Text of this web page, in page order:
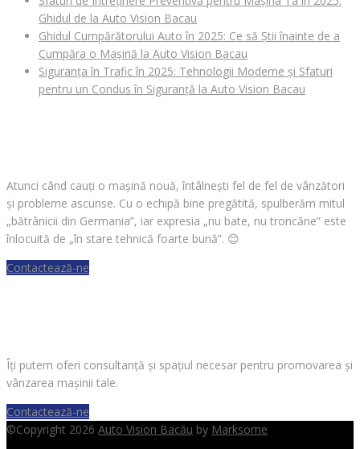
Ghidul de la Auto Vision Bacau
Ghidul Cumpărătorului Auto în 2025: Ce să Știi înainte de a
Cumpăra o Mașină la Auto Vision Bacau
Siguranța în Trafic în 2025: Tehnologii Moderne și Sfaturi
pentru un Condus în Siguranță la Auto Vision Bacau
Atunci când cauți o mașină nouă, întâlnești fel de fel de vânzători
și probleme ascunse. Cu o echipă bine pregătită, spulberăm mitul
„bătrânicii din Germania”, iar expresia „nu bate, nu troncăne” este
înlocuită de „în stare tehnică foarte bună”. 😊
Contactează-ne
Îți putem oferi consultanță și spațiul necesar pentru promovarea și
vânzarea mașinii tale.
Contactează-ne
©Copyright 2026 Auto Vision Bacău by Marksome